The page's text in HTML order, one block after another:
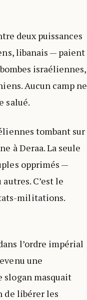
deux puissances
libanais — paient
israéliennes,
Aucun camp ne
salué.
tombant sur
à Deraa. La seule
opprimés —
C’est le
militations.
l’ordre impérial
une
slogan masquait
de libérer les